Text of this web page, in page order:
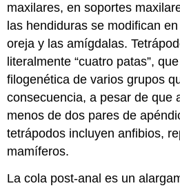
maxilares, en soportes
las hendiduras se modifican
oreja y las amígdalas.
literalmente “cuatro patas”,
filogenética de varios grupos
consecuencia, a pesar de que
menos de dos pares de
tetrápodos incluyen anfibios,
mamíferos.
Lacola post-anal es un